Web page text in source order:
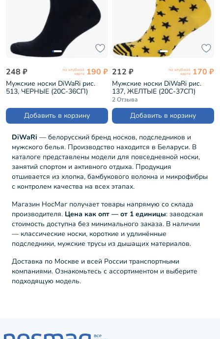
248 ₽ по клубной
карте 190 ₽
Мужские носки DiWaRi рис.
513, ЧЕРНЫЕ (20С-36СП)
Добавить в корзину
212 ₽ по клубной
карте 170 ₽
Мужские носки DiWaRi рис.
137, ЖЕЛТЫЕ (20С-37СП)
2 Отзыва
Добавить в корзину
DiWaRi — белорусский бренд носков, подследников и
мужского белья. Производство находится в Беларуси. В
каталоге представлены модели для повседневной носки,
занятий спортом и активного отдыха. Продукция
отшивается из хлопка, бамбукового волокна и микрофибры
с контролем качества на всех этапах.
Магазин НосМаг получает товары напрямую со склада
производителя. Цена как опт — от 1 единицы: заводская
стоимость доступна без минимального заказа. В наличии
— классические носки, короткие и удлинённые
подследники, мужские трусы из дышащих материалов.
Доставка по Москве и всей России транспортными
компаниями. Ознакомьтесь с ассортиментом и выберите
подходящую модель.